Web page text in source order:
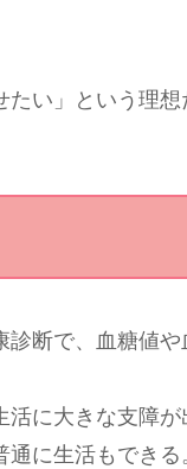
たい」という理
診断で、血糖値
に大きな支障が
に生活もできる